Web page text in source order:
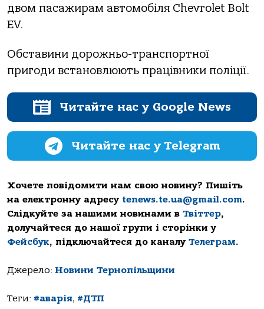
двом пасажирам автомобіля Chevrolet Bolt
EV.
Обставини дорожньо-транспортної
пригоди встановлюють працівники поліції.
Читайте нас у Google News
Читайте нас у Telegram
Хочете повідомити нам свою новину? Пишіть
на електронну адресу tenews.te.ua@gmail.com.
Слідкуйте за нашими новинами в Твіттер,
долучайтеся до нашої групи і сторінки у
Фейсбук, підключайтеся до каналу Телеграм.
Джерело: Новини Тернопільщини
Теги: #аварія, #ДТП